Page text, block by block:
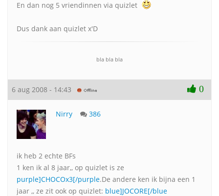
En dan nog 5 vriendinnen via quizlet
Dus dank aan quizlet x'D
bla bla bla
6 aug 2008 - 14:43 0
Nirry 386
ik heb 2 echte BFs
1 ken ik al 8 jaar,, op quizlet is ze
purple]CHOCOx3[/purple.De andere ken ik bijna een 1
jaar ,, ze zit ook op quizlet: blue]JOCORE[/blue